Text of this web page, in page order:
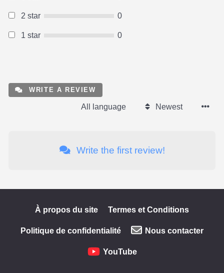
2 star 0
1 star 0
WRITE A REVIEW
All language Newest
Write the first review!
À propos du site Termes et Conditions
Politique de confidentialité Nous contacter
YouTube